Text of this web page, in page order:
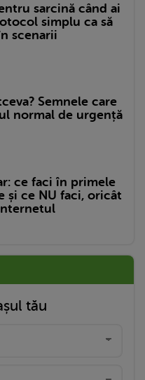
sarcină când ai
simplu ca să
scenarii
Semnele care
normal de urgență
ce faci în primele
și ce NU faci, oricât
tău